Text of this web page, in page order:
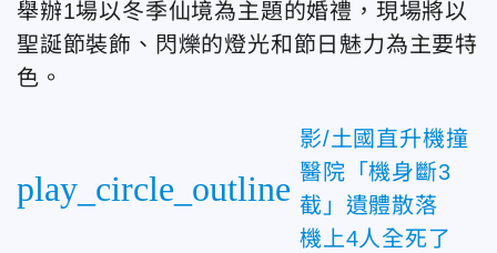
舉辦1場以冬季仙境為主題的婚禮，現場將以
聖誕節裝飾、閃爍的燈光和節日魅力為主要特
色。
play_circle_outline
影/土國直升機撞
醫院「機身斷3
截」遺體散落
機上4人全死了